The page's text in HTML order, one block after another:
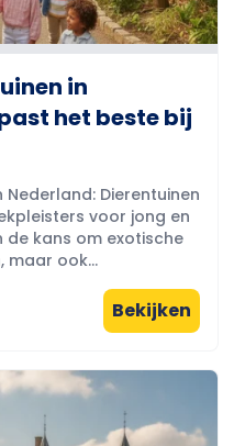
in
het beste bij
Dierentuinen
voor jong en
de kans om exotische
maar ook...
Bekijken